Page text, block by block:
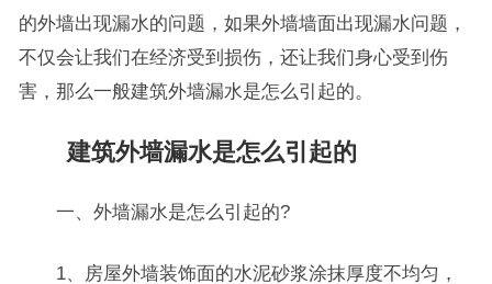
的外墙出现漏水的问题，如果外墙墙面出现漏水问题，
不仅会让我们在经济受到损伤，还让我们身心受到伤
害，那么一般建筑外墙漏水是怎么引起的。
建筑外墙漏水是怎么引起的
一、外墙漏水是怎么引起的?
1、房屋外墙装饰面的水泥砂浆涂抹厚度不均匀，